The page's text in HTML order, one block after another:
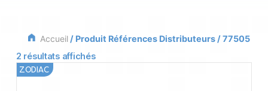
Accueil/ Produit Références Distributeurs / 77505
2 résultats affichés
ZODIAC